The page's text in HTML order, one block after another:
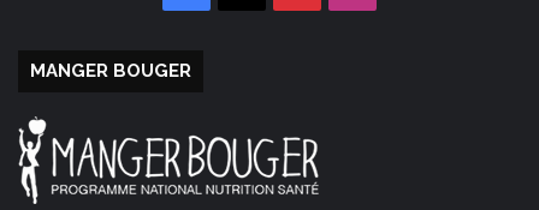
MANGER BOUGER